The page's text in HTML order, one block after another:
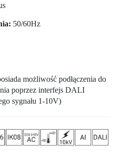
50/60Hz
możliwość podłączenia do
poprzez interfejs DALI
sygnału 1-10V)